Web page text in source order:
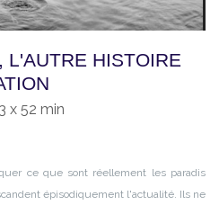
L'AUTRE HISTOIRE
x 52 min
ce que sont réellement les paradis
épisodiquement l'actualité. Ils ne